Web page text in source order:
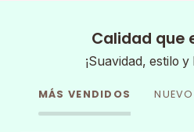
Calidad que
¡Suavidad, estilo
MÁS VENDIDOS